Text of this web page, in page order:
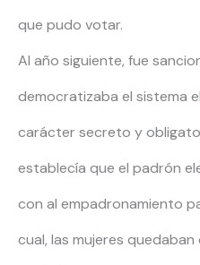
que pudo votar.
Al año siguiente, fue
democratizaba el sistema
carácter secreto y
establecía que el padrón
con al empadronamiento
cual, las mujeres